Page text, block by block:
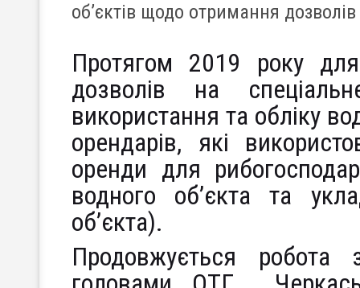
об’єктів щодо отримання
Протягом 2019 року
дозволів на
використання та обліку
орендарів, які
оренди для
водного об’єкта та
об’єкта).
Продовжується